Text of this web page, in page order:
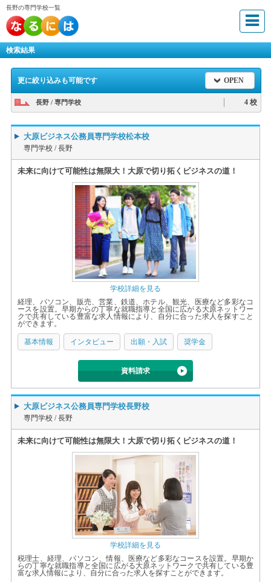
長野の専門学校一覧
検索結果
更に絞り込みも可能です OPEN
長野 / 専門学校 4 校
大原ビジネス公務員専門学校松本校
専門学校 /長野
未来に向けて可能性は無限大！大原で切り拓くビジネスの道！
学校詳細を見る
経理、パソコン、販売、営業、鉄道、ホテル、観光、医療など多彩なコ
ースを設置。早期からの丁寧な就職指導と全国に広がる大原ネットワー
クで共有している豊富な求人情報により、自分に合った求人を探すこと
ができます。
基本情報 インタビュー 出願・入試 奨学金
資料請求
大原ビジネス公務員専門学校長野校
専門学校 /長野
未来に向けて可能性は無限大！大原で切り拓くビジネスの道！
学校詳細を見る
税理士、経理、パソコン、情報、医療など多彩なコースを設置。早期か
らの丁寧な就職指導と全国に広がる大原ネットワークで共有している豊
富な求人情報により、自分に合った求人を探すことができます。